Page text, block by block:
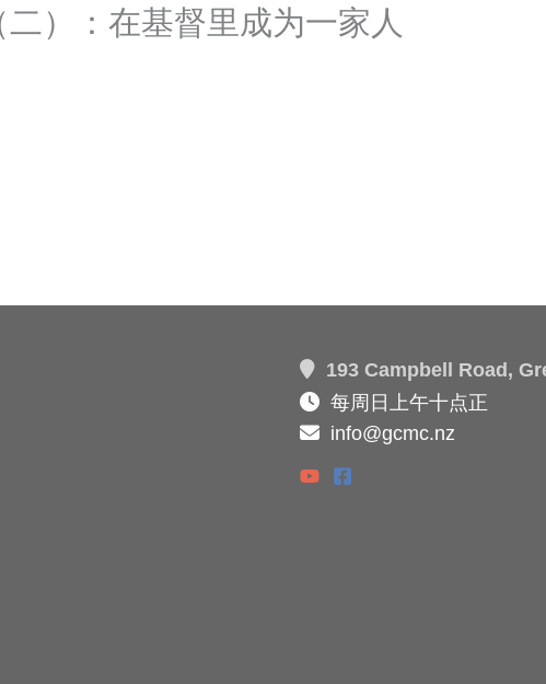
）：在基督里成为一家人
193 Campbell Road,
每周日上午十点正
info@gcmc.nz